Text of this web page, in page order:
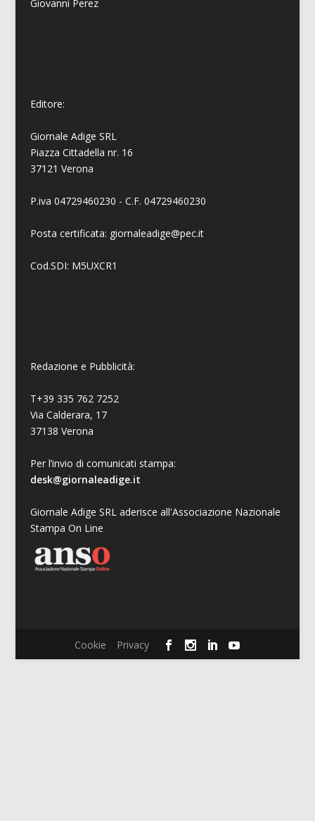
Giovanni Perez
Editore:
Giornale Adige SRL
Piazza Cittadella nr. 16
37121 Verona
P.iva 04729460230 - C.F. 04729460230
Posta certificata: giornaleadige@pec.it
Cod.SDI: M5UXCR1
Redazione e Pubblicità:
T+39 335 762 7252
Via Calderara, 17
37138 Verona
Per l’invio di comunicati stampa:
desk@giornaleadige.it
Giornale Adige SRL aderisce all'Associazione Nazionale
Stampa On Line
Cookie Privacy